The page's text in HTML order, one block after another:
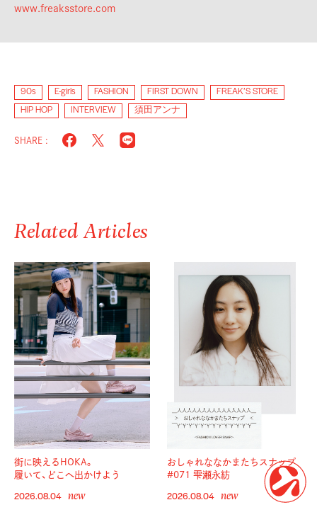
www.freaksstore.com
90s E-girls FASHION FIRST DOWN
FREAK’S STORE
HIP HOP
INTERVIEW 須田アンナ
SHARE :
Related Articles
街に映えるHOKA。
履いて、どこへ出かけよう
2026.08.04 new
おしゃれななかまたちスナップ
#071 雫瀬永紡
2026.08.04 new